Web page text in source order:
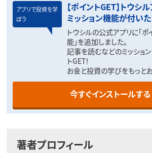
アプリで投資を学
ぼう
【ポイントGET】トウシ
ミッション機能が付いた
トウシルの公式アプリに「ポ
能」を追加しました。
記事を読むなどのミッショ
トGET！
お金と投資の学びをもっとお
今すぐインストールする
著者プロフィール